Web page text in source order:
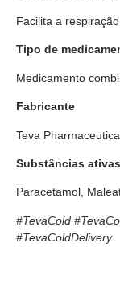
Facilita a
Tipo de
Medicamento
Fabricante
Teva
Substâncias ativas
Paracetamol,
#TevaCold
#TevaColdDelivery